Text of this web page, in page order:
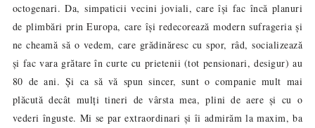
octogenari. Da, simpaticii vecini joviali, care își fac încă planuri
de plimbări prin Europa, care își redecorează modern sufrageria și
ne cheamă să o vedem, care grădinăresc cu spor, râd, socializează
și fac vara grătare în curte cu prietenii (tot pensionari, desigur) au
80 de ani. Și ca să vă spun sincer, sunt o companie mult mai
plăcută decât mulți tineri de vârsta mea, plini de aere și cu o
vederi înguste. Mi se par extraordinari și îi admirăm la maxim, ba